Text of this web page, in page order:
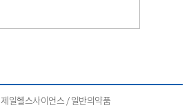
제일헬스사이언스 / 일반의약품